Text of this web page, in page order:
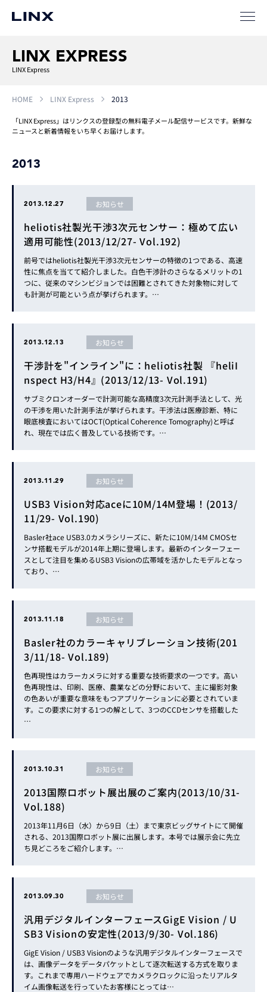
LINX EXPRESS
LINX Express
HOME LINX Express 2013
「LINX Express」はリンクスの登録型の無料電子メール配信サービスです。新鮮な
ニュースと新着情報をいち早くお届けします。
2013
2013.12.27 お知らせ
heliotis社製光干渉3次元センサー：極めて広い
適用可能性(2013/12/27- Vol.192)
前号ではheliotis社製光干渉3次元センサーの特徴の1つである、高速
性に焦点を当てて紹介しました。白色干渉計のさらなるメリットの1
つに、従来のマシンビジョンでは困難とされてきた対象物に対して
も計測が可能という点が挙げられます。…
2013.12.13 お知らせ
干渉計を"インライン"に：heliotis社製 『heliI
nspect H3/H4』(2013/12/13- Vol.191)
サブミクロンオーダーで計測可能な高精度3次元計測手法として、光
の干渉を用いた計測手法が挙げられます。干渉法は医療診断、特に
眼底検査においてはOCT(Optical Coherence Tomography)と呼ば
れ、現在では広く普及している技術です。…
2013.11.29 お知らせ
USB3 Vision対応aceに10M/14M登場！(2013/
11/29- Vol.190)
Basler社ace USB3.0カメラシリーズに、新たに10M/14M CMOSセ
ンサ搭載モデルが2014年上期に登場します。最新のインターフェー
スとして注目を集めるUSB3 Visionの広帯域を活かしたモデルとなっ
ており、…
2013.11.18 お知らせ
Basler社のカラーキャリブレーション技術(201
3/11/18- Vol.189)
色再現性はカラーカメラに対する重要な技術要求の一つです。高い
色再現性は、印刷、医療、農業などの分野において、主に撮影対象
の色あいが重要な意味をもつアプリケーションに必要とされていま
す。この要求に対する1つの解として、3つのCCDセンサを搭載した
…
2013.10.31 お知らせ
2013国際ロボット展出展のご案内(2013/10/31-
Vol.188)
2013年11月6日（水）から9日（土）まで東京ビッグサイトにて開催
される、2013国際ロボット展に出展します。本号では展示会に先立
ち見どころをご紹介します。…
2013.09.30 お知らせ
汎用デジタルインターフェースGigE Vision / U
SB3 Visionの安定性(2013/9/30- Vol.186)
GigE Vision / USB3 Visionのような汎用デジタルインターフェースで
は、画像データをデータパケットとして逐次転送する方式を取りま
す。これまで専用ハードウェアでカメラクロックに沿ったリアルタ
イム画像転送を行っていたお客様にとっては…